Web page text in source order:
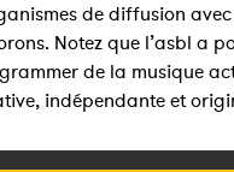
de diffusion
Notez que l’asbl a
de la musique
indépendante et